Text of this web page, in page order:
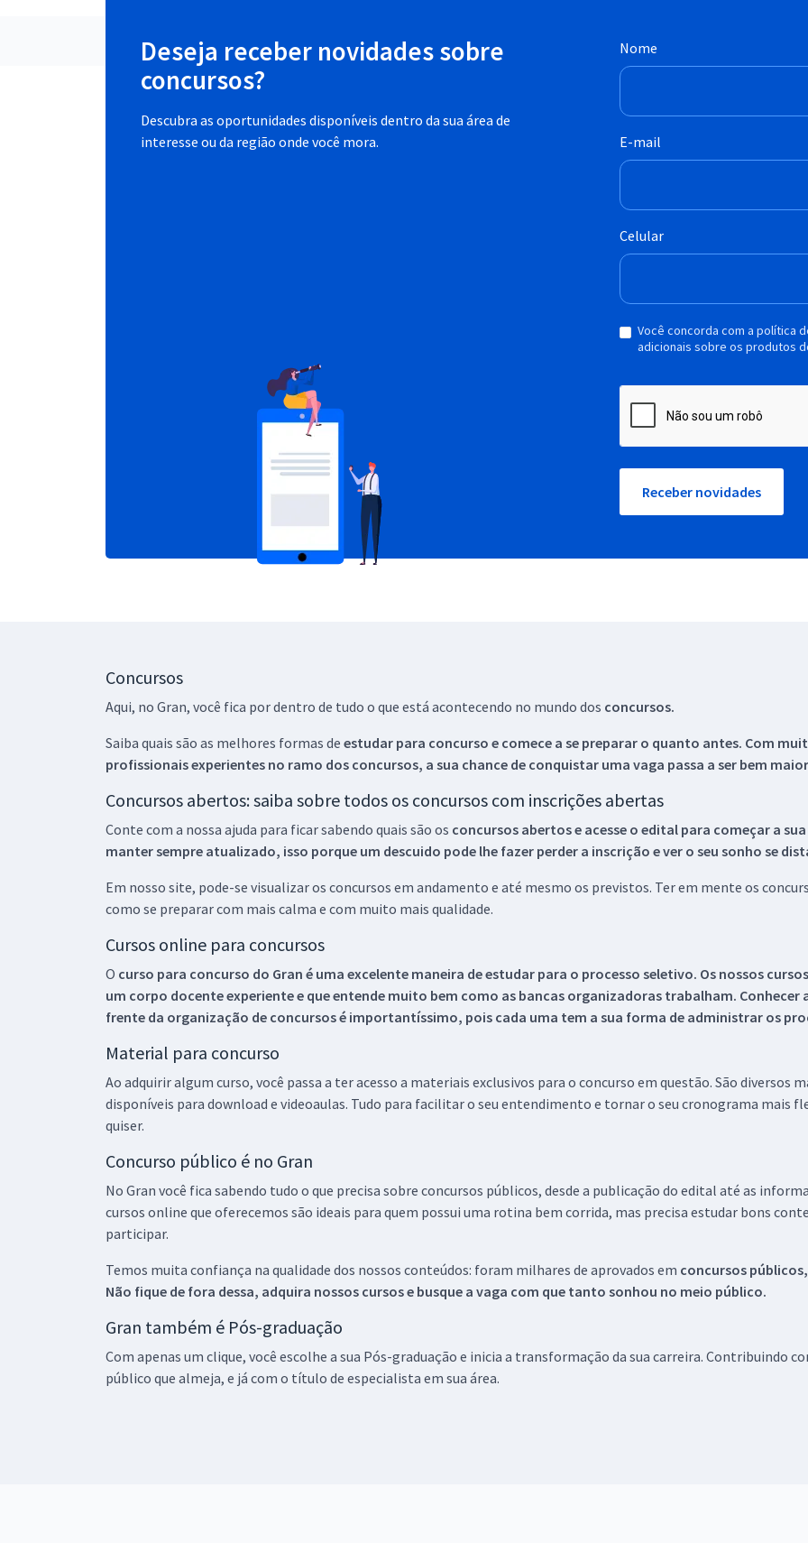
Deseja receber novidades sobre
concursos?
Descubra as oportunidades disponíveis dentro da sua área de
interesse ou da região onde você mora.
Nome
E-mail
Celular
Você concorda com a política
adicionais sobre os produtos
Receber novidades
Concursos
Aqui, no Gran, você fica por dentro de tudo o que está acontecendo no mundo dos concursos.
Saiba quais são as melhores formas de estudar para concurso e comece a se preparar o quanto antes. Com
profissionais experientes no ramo dos concursos, a sua chance de conquistar uma vaga passa a ser bem
Concursos abertos: saiba sobre todos os concursos com inscrições abertas
Conte com a nossa ajuda para ficar sabendo quais são os concursos abertos e acesse o edital para começar a
manter sempre atualizado, isso porque um descuido pode lhe fazer perder a inscrição e ver o seu sonho se
Em nosso site, pode-se visualizar os concursos em andamento e até mesmo os previstos. Ter em mente os
como se preparar com mais calma e com muito mais qualidade.
Cursos online para concursos
O curso para concurso do Gran é uma excelente maneira de estudar para o processo seletivo. Os nossos
um corpo docente experiente e que entende muito bem como as bancas organizadoras trabalham.
frente da organização de concursos é importantíssimo, pois cada uma tem a sua forma de administrar os
Material para concurso
Ao adquirir algum curso, você passa a ter acesso a materiais exclusivos para o concurso em questão. São
disponíveis para download e videoaulas. Tudo para facilitar o seu entendimento e tornar o seu cronograma mais
quiser.
Concurso público é no Gran
No Gran você fica sabendo tudo o que precisa sobre concursos públicos, desde a publicação do edital até as
cursos online que oferecemos são ideais para quem possui uma rotina bem corrida, mas precisa estudar bons
participar.
Temos muita confiança na qualidade dos nossos conteúdos: foram milhares de aprovados em concursos
Não fique de fora dessa, adquira nossos cursos e busque a vaga com que tanto sonhou no meio público.
Gran também é Pós-graduação
Com apenas um clique, você escolhe a sua Pós-graduação e inicia a transformação da sua carreira. Contribuindo
público que almeja, e já com o título de especialista em sua área.